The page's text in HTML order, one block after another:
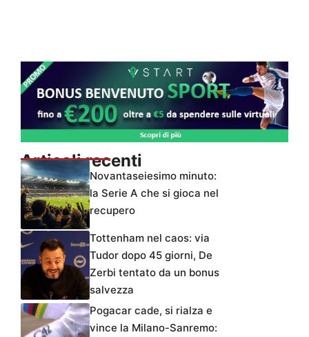
Articoli recenti
Novantaseiesimo minuto:
la Serie A che si gioca nel
recupero
Tottenham nel caos: via
Tudor dopo 45 giorni, De
Zerbi tentato da un bonus
salvezza
Pogacar cade, si rialza e
vince la Milano-Sanremo: